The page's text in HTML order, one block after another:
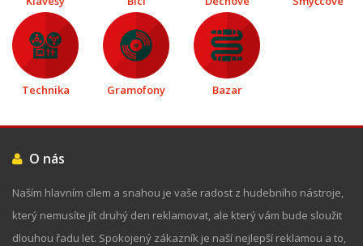
Technika Gramofony Bazar
O nás
Naším hlavním cílem a snahou je vaše radost z hudebního nástroje,
který nemusíte jít druhý den reklamovat, ale který vám bude sloužit
dlouhou řadu let. Spokojený zákazník je naší nejlepší reklamou a to,